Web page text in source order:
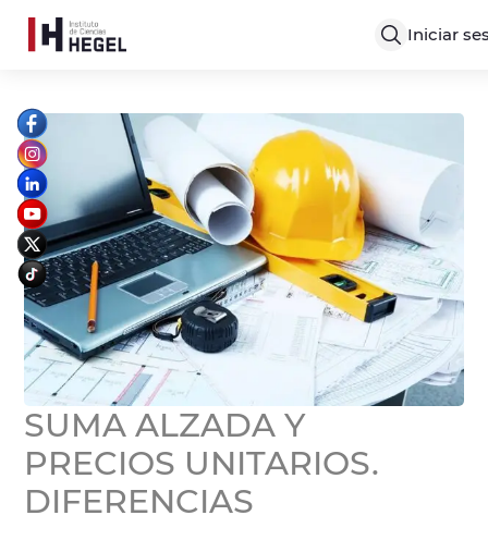
Iniciar
SUMA ALZADA Y
PRECIOS UNITARIOS.
DIFERENCIAS